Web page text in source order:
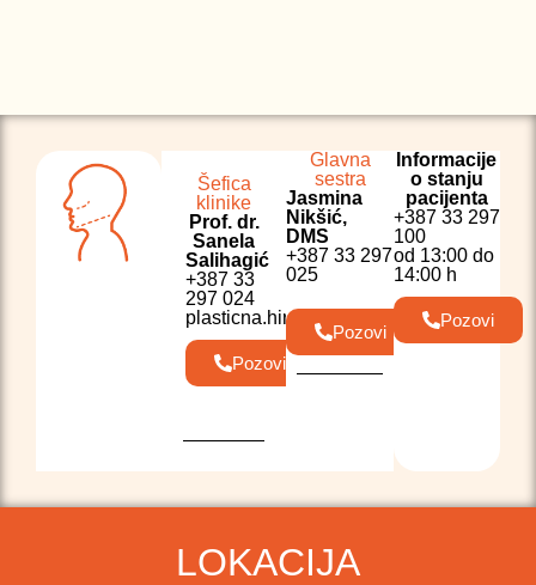
Šefica
klinike
Prof. dr.
Sanela
Salihagić
+387 33
297 024
plasticna.hirurgija@kcus.ba
Pozovi
Glavna
sestra
Jasmina
Nikšić,
DMS
+387 33 297
025
Pozovi
Informacije
o stanju
pacijenta
+387 33 297
100
od 13:00 do
14:00 h
Pozovi
LOKACIJA